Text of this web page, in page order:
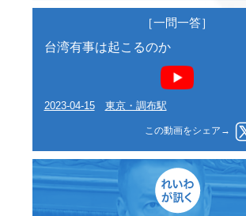
［一問一答］
台湾有事は起こるのか
2023-04-15 東京・調布駅
この動画をシェア→